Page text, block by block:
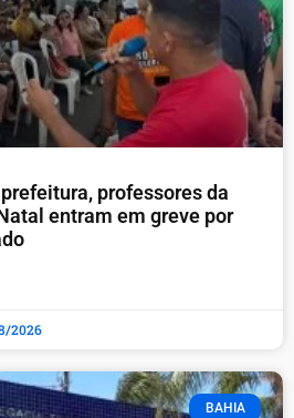
professores da
entram em greve por
2026
BAHIA